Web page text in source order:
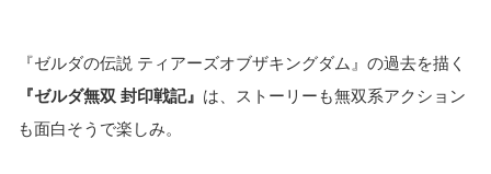
『ゼルダの伝説 ティアーズオブザキングダム』の過去を描く
『ゼルダ無双 封印戦記』 は、ストーリーも無双系アクション
も面白そうで楽しみ。